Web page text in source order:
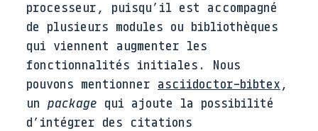
processeur, puisqu’il est accompagné
de plusieurs modules ou bibliothèques
qui viennent augmenter les
fonctionnalités initiales. Nous
pouvons mentionner asciidoctor-bibtex ,
un package qui ajoute la possibilité
d’intégrer des citations